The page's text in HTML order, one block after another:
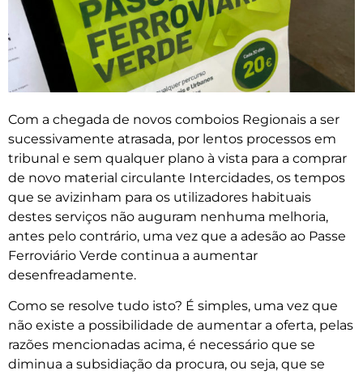
Com a chegada de novos comboios Regionais a ser
sucessivamente atrasada, por lentos processos em
tribunal e sem qualquer plano à vista para a comprar
de novo material circulante Intercidades, os tempos
que se avizinham para os utilizadores habituais
destes serviços não auguram nenhuma melhoria,
antes pelo contrário, uma vez que a adesão ao Passe
Ferroviário Verde continua a aumentar
desenfreadamente.
Como se resolve tudo isto? É simples, uma vez que
não existe a possibilidade de aumentar a oferta, pelas
razões mencionadas acima, é necessário que se
diminua a subsidiação da procura, ou seja, que se